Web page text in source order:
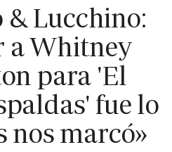
Lucchino:
a Whitney
para 'El
fue lo
nos marcó»